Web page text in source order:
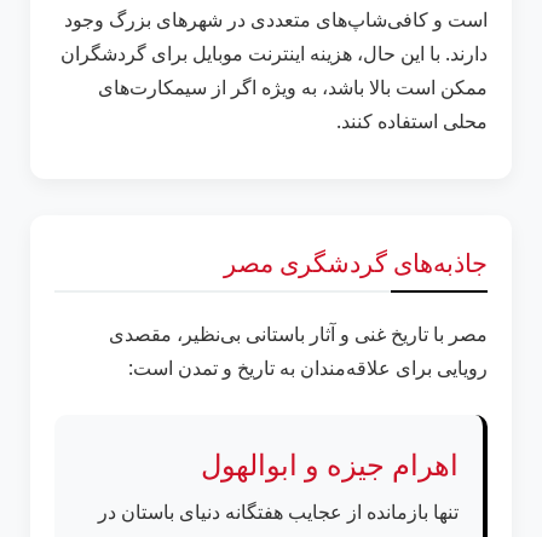
است و کافی‌شاپ‌های متعددی در شهرهای بزرگ وجود
دارند. با این حال، هزینه اینترنت موبایل برای گردشگران
ممکن است بالا باشد، به ویژه اگر از سیمکارت‌های
محلی استفاده کنند.
جاذبه‌های گردشگری مصر
مصر با تاریخ غنی و آثار باستانی بی‌نظیر، مقصدی
رویایی برای علاقه‌مندان به تاریخ و تمدن است:
اهرام جیزه و ابوالهول
تنها بازمانده از عجایب هفتگانه دنیای باستان در